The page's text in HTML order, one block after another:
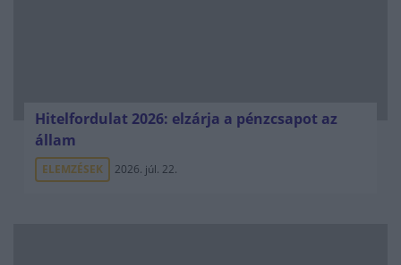
Hitelfordulat 2026: elzárja a pénzcsapot az
állam
ELEMZÉSEK 2026. júl. 22.